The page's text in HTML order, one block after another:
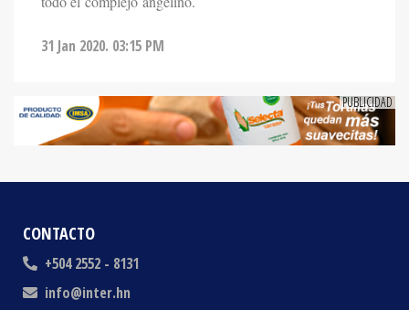
CONTACTO
+504 2552 - 8131
info@inter.hn